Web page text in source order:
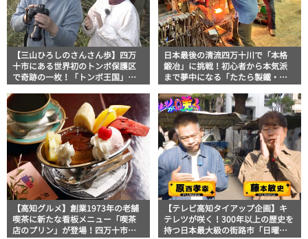
【三山ひろしのさんさん歩】四万
十市にある世界初のトンボ保護区
で奇跡の一枚！「トンボ王国」で
望とは？
日本最後の清流四万十川で「本格
鍛冶」に挑戦！初心者から本気派
まで夢中になる「たたら製鐵・古
【高知グルメ】創業1973年の老舗
喫茶に新たな看板メニュー「喫茶
店のプリン」が登場！四万十市
【テレビ高知タイアップ企画】キ
テレツが咲く！300年以上の歴史を
持つ日本最大級の街路市「日曜